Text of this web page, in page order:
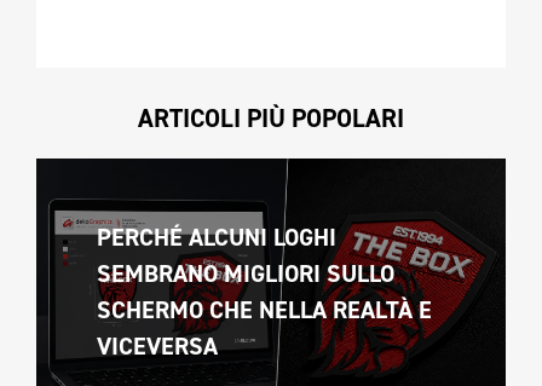
ARTICOLI PIÙ POPOLARI
PERCHÉ ALCUNI LOGHI
SEMBRANO MIGLIORI SULLO
SCHERMO CHE NELLA REALTÀ E
VICEVERSA